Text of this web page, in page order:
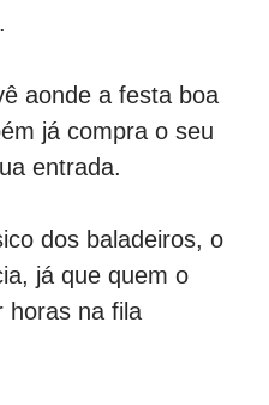
aonde a festa boa
já compra o seu
entrada.
dos baladeiros, o
já que quem o
horas na fila